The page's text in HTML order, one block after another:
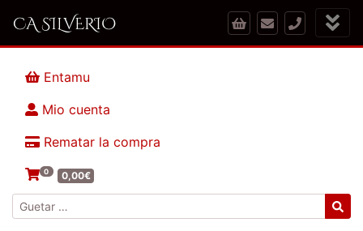
CA SILVERIO
Entamu
Mio cuenta
Rematar la compra
0 0,00€
Guetar: